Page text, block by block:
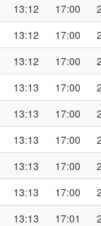
13:12 17:00
13:12 17:00
13:12 17:00
13:13 17:00
13:13 17:00
13:13 17:00
13:13 17:00
13:13 17:00
13:13 17:01